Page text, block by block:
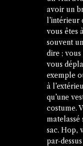
avoir un
l’intérieur
vous êtes
souvent
dire ; vous
vous
exemple
à
qu’une
costume.
matelassé
sac. Hop,
par-